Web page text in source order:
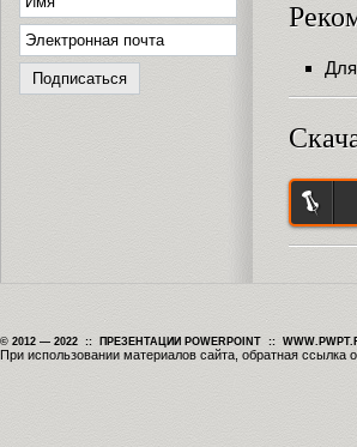
© 2012 — 2022 :: ПРЕЗЕНТАЦИИ POWERPOINT ::
При использовании материалов сайта, обратная ссылка